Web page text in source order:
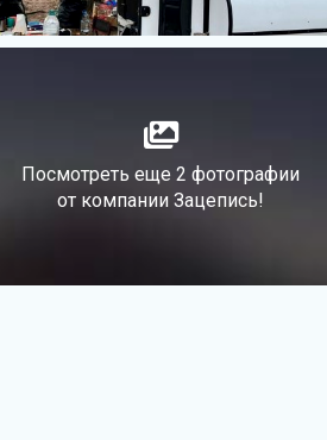
Посмотреть еще 2 фотографии
от компании Зацепись!